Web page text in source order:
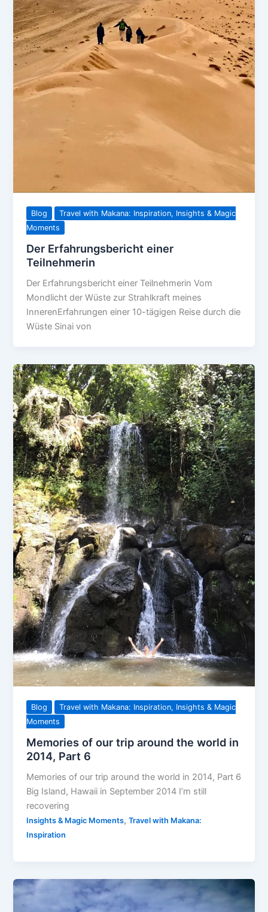
Blog
Travel with Makana: Inspiration, Insights & Magic
Moments
Der Erfahrungsbericht einer
Teilnehmerin
Der Erfahrungsbericht einer Teilnehmerin Vom
Mondlicht der Wüste zur Strahlkraft meines
InnerenErfahrungen einer 10-tägigen Reise durch die
Wüste Sinai von
Blog
Travel with Makana: Inspiration, Insights & Magic
Moments
Memories of our trip around the world in
2014, Part 6
Memories of our trip around the world in 2014, Part 6
Big Island, Hawaii in September 2014 I’m still
recovering
Insights & Magic Moments,Travel with Makana:
Inspiration